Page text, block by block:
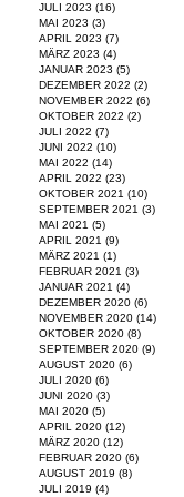
JULI 2023 (16)
MAI 2023 (3)
APRIL 2023 (7)
MÄRZ 2023 (4)
JANUAR 2023 (5)
DEZEMBER 2022 (2)
NOVEMBER 2022 (6)
OKTOBER 2022 (2)
JULI 2022 (7)
JUNI 2022 (10)
MAI 2022 (14)
APRIL 2022 (23)
OKTOBER 2021 (10)
SEPTEMBER 2021 (3)
MAI 2021 (5)
APRIL 2021 (9)
MÄRZ 2021 (1)
FEBRUAR 2021 (3)
JANUAR 2021 (4)
DEZEMBER 2020 (6)
NOVEMBER 2020 (14)
OKTOBER 2020 (8)
SEPTEMBER 2020 (9)
AUGUST 2020 (6)
JULI 2020 (6)
JUNI 2020 (3)
MAI 2020 (5)
APRIL 2020 (12)
MÄRZ 2020 (12)
FEBRUAR 2020 (6)
AUGUST 2019 (8)
JULI 2019 (4)